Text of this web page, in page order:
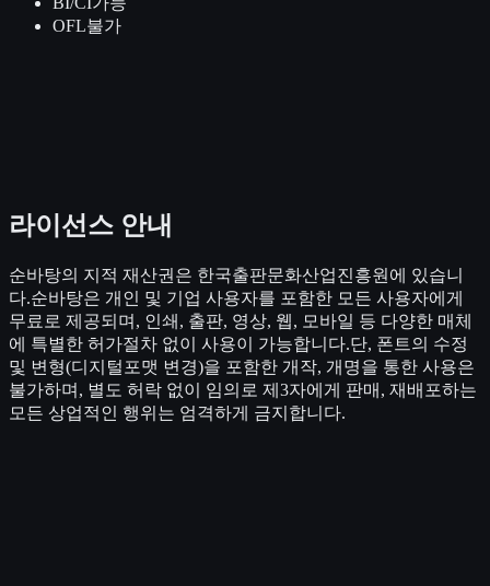
OFL불가
라이선스 안내
순바탕의 지적 재산권은 한국출판문화산업진흥원에 있습니
다.순바탕은 개인 및 기업 사용자를 포함한 모든 사용자에게
무료로 제공되며, 인쇄, 출판, 영상, 웹, 모바일 등 다양한 매체
에 특별한 허가절차 없이 사용이 가능합니다.단, 폰트의 수정
및 변형(디지털포맷 변경)을 포함한 개작, 개명을 통한 사용은
불가하며, 별도 허락 없이 임의로 제3자에게 판매, 재배포하는
모든 상업적인 행위는 엄격하게 금지합니다.